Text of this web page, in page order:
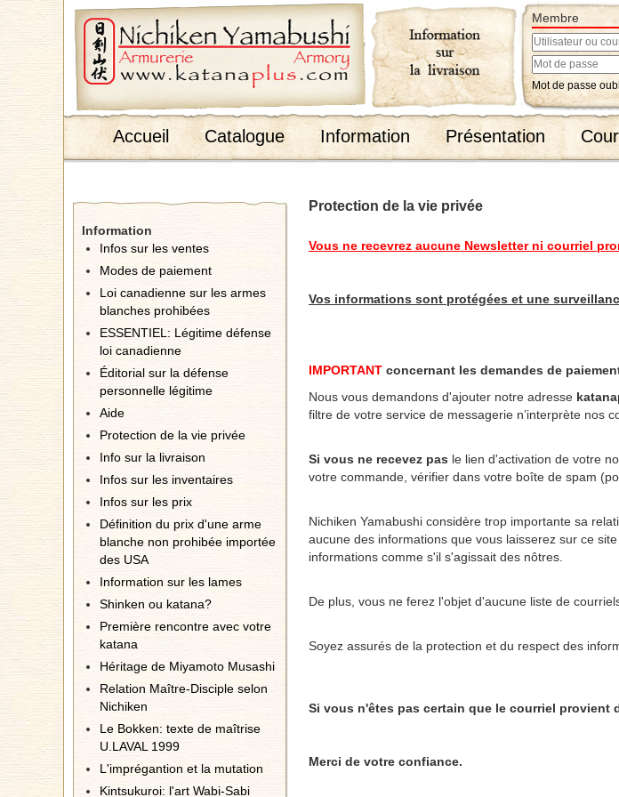
;
Membre
Mot de passe
Accueil Catalogue Information Présentation
Information
Infos sur les ventes
Modes de paiement
Loi canadienne sur les armes
blanches prohibées
ESSENTIEL: Légitime défense
loi canadienne
Éditorial sur la défense
personnelle légitime
Aide
Protection de la vie privée
Info sur la livraison
Infos sur les inventaires
Infos sur les prix
Définition du prix d'une arme
blanche non prohibée importée
des USA
Information sur les lames
Shinken ou katana?
Première rencontre avec votre
katana
Héritage de Miyamoto Musashi
Relation Maître-Disciple selon
Nichiken
Le Bokken: texte de maîtrise
U.LAVAL 1999
L'imprégantion et la mutation
Kintsukuroi: l'art Wabi-Sabi
Protection de la vie privée
Vous ne recevrez aucune Newsletter ni courriel
Vos informations sont protégées et une
IMPORTANT concernant les demandes de
Nous vous demandons d'ajouter notre adresse
filtre de votre service de messagerie n’interprète nos
Si vous ne recevez pas le lien d'activation de votre
votre commande, vérifier dans votre boîte de spam
Nichiken Yamabushi considère trop importante sa
aucune des informations que vous laisserez sur ce
informations comme s'il s'agissait des nôtres.
De plus, vous ne ferez l'objet d'aucune liste de
Soyez assurés de la protection et du respect des
Si vous n'êtes pas certain que le courriel provient
Merci de votre confiance.